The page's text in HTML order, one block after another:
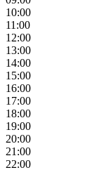
10:00
11:00
12:00
13:00
14:00
15:00
16:00
17:00
18:00
19:00
20:00
21:00
22:00